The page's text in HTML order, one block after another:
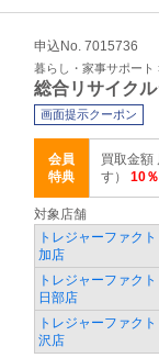
申込No. 7015736
暮らし・家事サポート
総合リサイク
画面提示クーポン
会員
特典
買取金額
す） 10
対象店舗
トレジャーファク
加店
トレジャーファク
日部店
トレジャーファク
沢店